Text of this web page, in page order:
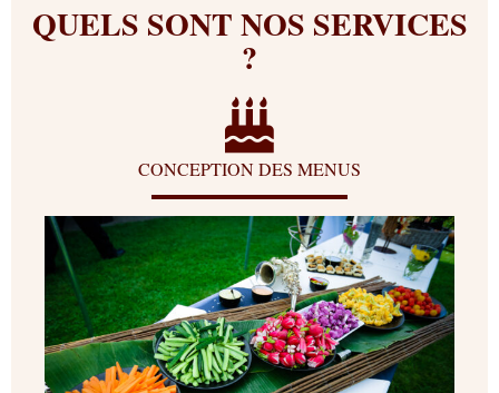
QUELS SONT NOS SERVICES
?
CONCEPTION DES MENUS